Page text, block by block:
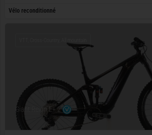
Vélo reconditionné
Giant Reign E+ 2